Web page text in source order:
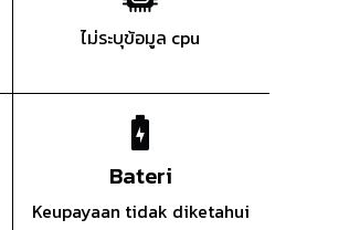
ไม่ระบุข้อมูล cpu
Bateri
Keupayaan tidak diketahui